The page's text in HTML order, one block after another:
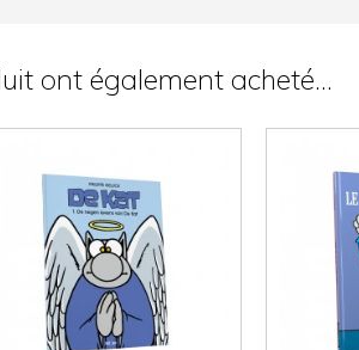
ont également acheté...